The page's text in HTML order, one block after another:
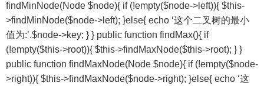
findMinNode(Node $node){ if (!empty($node->left)){ $this-
>findMinNode($node->left); }else{ echo ‘这个二叉树的最小
值为:’.$node->key; } } public function findMax(){ if
(!empty($this->root)){ $this->findMaxNode($this->root); } }
public function findMaxNode(Node $node){ if (!empty($node-
>right)){ $this->findMaxNode($node->right); }else{ echo ‘这